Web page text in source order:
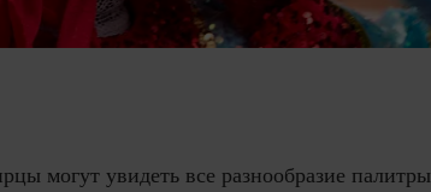
могут увидеть все разнообразие палитры